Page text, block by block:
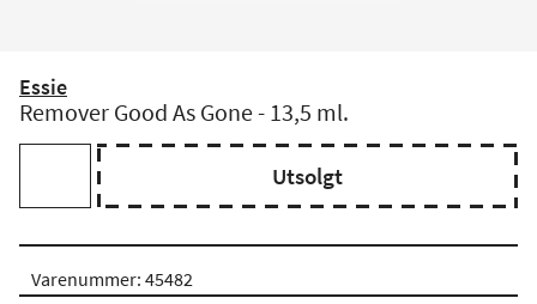
Essie
Remover Good As Gone - 13,5 ml.
Utsolgt
Varenummer: 45482